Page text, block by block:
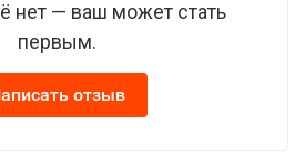
нет — ваш может стать
первым.
отзыв